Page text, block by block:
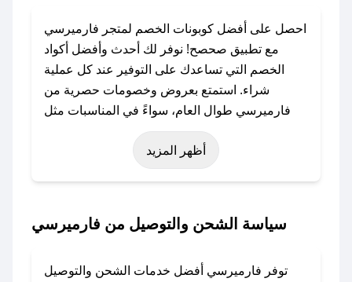
احصل على أفضل كوبونات الخصم لمتجر فارميرسي
مع تطبيق صحصح! نوفر لك أحدث وأفضل أكواد
الخصم التي تساعدك على التوفير عند كل عملية
شراء. استمتع بعروض وخصومات حصرية من
فارميرسي طوال العام، سواءً في المناسبات مثل
عيد الفطر، عيد الأضحى، الجمعة البيضاء (شهر
نوفمبر)، رمضان، اليوم الوطني، يوم التأسيس، أو
حتى عروض خاصة أخرى.
باستخدام تطبيق صحصح، يمكنك العثور بسهولة على
تواصل معنا عبر تويتر أو البريد الإلكتروني لإضافته
أظهر المزيد
سياسة الشحن والتوصيل من فارميرسي
توفر فارميرسي أفضل خدمات الشحن والتوصيل